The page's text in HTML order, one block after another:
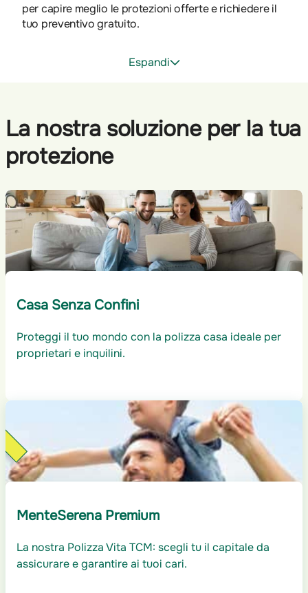
per capire meglio le protezioni offerte e richiedere il
tuo preventivo gratuito.
Espandi
La nostra soluzione per la tua
protezione
Casa Senza Confini
Proteggi il tuo mondo con la polizza casa ideale per
proprietari e inquilini.
MenteSerena Premium
La nostra Polizza Vita TCM: scegli tu il capitale da
assicurare e garantire ai tuoi cari.